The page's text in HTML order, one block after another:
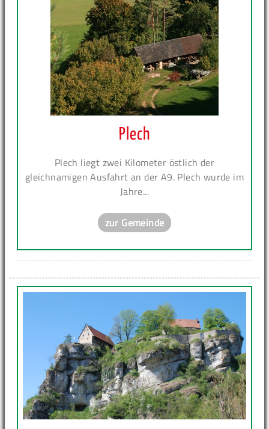
Plech
Plech liegt zwei Kilometer östlich der
gleichnamigen Ausfahrt an der A9. Plech wurde im
Jahre...
zur Gemeinde